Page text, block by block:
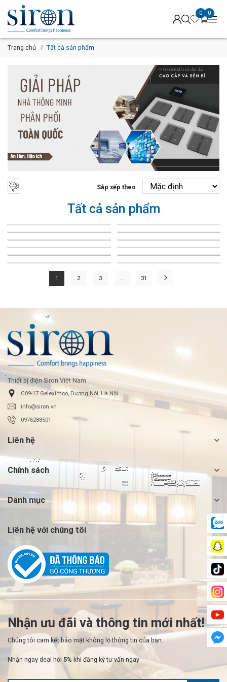
0 0
Trang chủ Tất cả sản phẩm
Sắp xếp theo
Tất cả sản phẩm
1 2 3 ... 31
Thiết bị điện Siron Việt Nam
C09-17 Geleximco, Dương Nội, Hà Nội
info@siron.vn
0976288501
Liên hệ
Chính sách
Danh mục
Liên hệ với chúng tôi
Nhận ưu đãi và thông tin mới nhất!
Chúng tôi cam kết bảo mật không lộ thông tin của bạn.
Nhận ngay deal hời 5% khi đăng ký tư vấn ngay